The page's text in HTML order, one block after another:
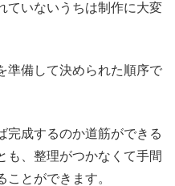
ていないうちは制作に大変
準備して決められた順序で
完成するのか道筋ができる
も、整理がつかなくて手間
とができます。